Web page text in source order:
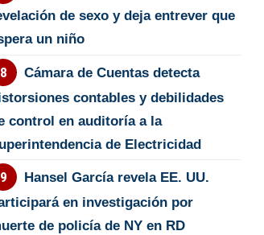
de sexo y deja entrever que
un niño
Cámara de Cuentas detecta
contables y debilidades
control en auditoría a la
de Electricidad
Hansel García revela EE. UU.
en investigación por
de policía de NY en RD